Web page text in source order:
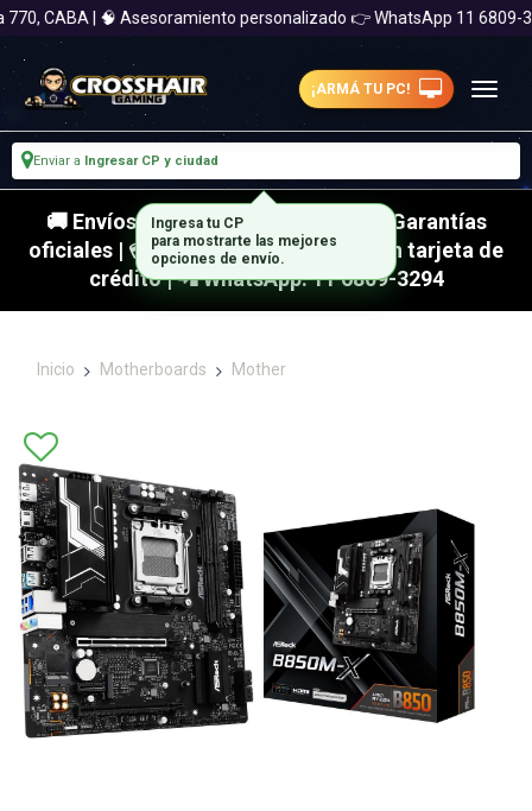
CABA | 🧠 Asesoramiento personalizado 👉 WhatsApp 11 6809-
¡ARMÁ TU PC!
Enviar a Ingresar CP y ciudad
🚚 Envíos rápidos a todo el país | 🛡 Garantías
oficiales | 💳 Hasta 18 cuotas fijas con tarjeta de
crédito | 📲 WhatsApp: 11 6809-3294
Inicio Motherboards Mother